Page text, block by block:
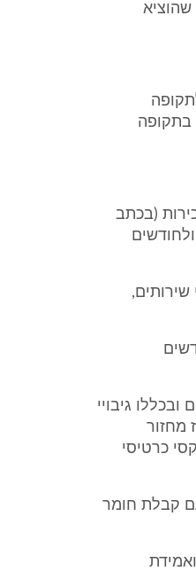
שהוציא
בתקופה
(בכתב
יד), והעתק חשבוניות מס שהעביר הנתבע לחודשים 12/2007 - 2/2008 ולחודשים
שירותים,
גיבויי
מחזור
פנקסי כרטיסי
עם קבלת חומר